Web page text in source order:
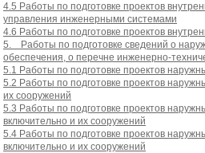
4.5 Работы по подготовке проектов
управления инженерными системами
4.6 Работы по подготовке проектов
5. Работы по подготовке сведений о
обеспечения, о перечне инженерно-
5.1 Работы по подготовке проектов
5.2 Работы по подготовке проектов
их сооружений
5.3 Работы по подготовке проектов
включительно и их сооружений
5.4 Работы по подготовке проектов
включительно и их сооружений